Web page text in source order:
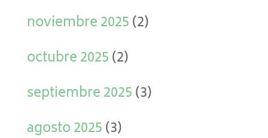
noviembre 2025(2)
octubre 2025(2)
septiembre 2025(3)
agosto 2025(3)